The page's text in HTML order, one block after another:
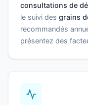
consultations de
le suivi des grains
recommandés
présentez des